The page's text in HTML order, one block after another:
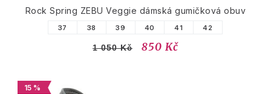
Rock Spring ZEBU Veggie dámská gumičková obuv
37 38 39 40 41 42
1 050 Kč 850 Kč
15 %